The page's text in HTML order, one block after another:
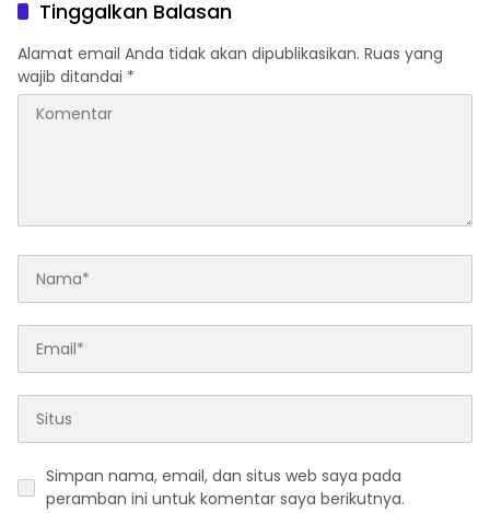
Tinggalkan Balasan
Alamat email Anda tidak akan dipublikasikan. Ruas yang
wajib ditandai *
Simpan nama, email, dan situs web saya pada
peramban ini untuk komentar saya berikutnya.